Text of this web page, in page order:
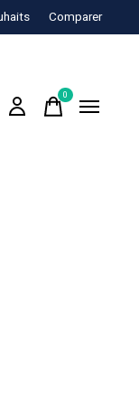
Comparer
0items